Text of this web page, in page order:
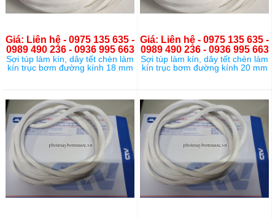
Giá: Liên hệ - 0975 135 635 -
0989 490 236 - 0936 995 663
Sợi túp làm kín, dây tết chèn làm
kín trục bơm đường kính 18 mm
Giá: Liên hệ - 0975 135 635 -
0989 490 236 - 0936 995 663
Sợi túp làm kín, dây tết chèn làm
kín trục bơm đường kính 20 mm